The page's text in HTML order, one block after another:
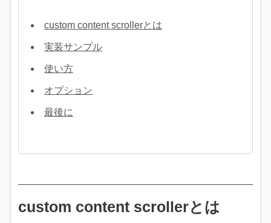
custom content scrollerとは
実装サンプル
使い方
オプション
最後に
custom content scrollerとは